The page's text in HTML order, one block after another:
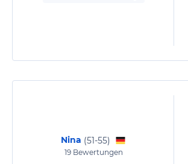
Nina (51-55)
19Bewertungen